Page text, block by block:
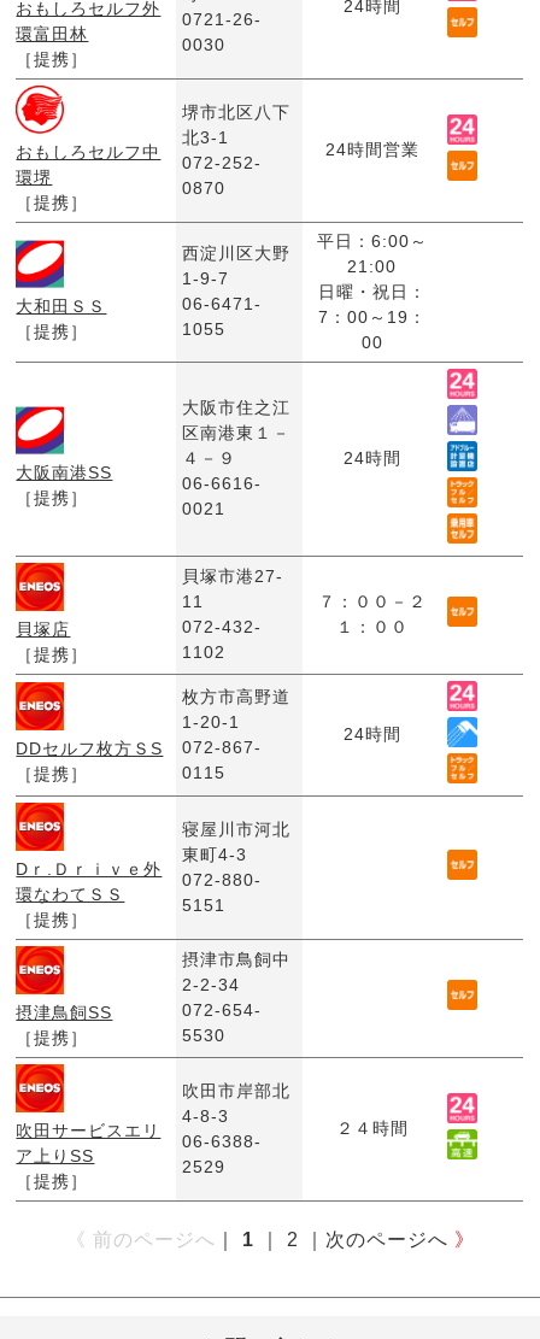
おもしろセルフ外
環富田林
［提携］
0721-26-
0030
24時間
おもしろセルフ中
環堺
［提携］
堺市北区八下
北3-1
072-252-
0870
24時間営業
大和田ＳＳ
［提携］
西淀川区大野
1-9-7
06-6471-
1055
平日：6:00～
21:00
日曜・祝日：
7：00～19：
00
大阪南港SS
［提携］
大阪市住之江
区南港東１－
４－９
06-6616-
0021
24時間
貝塚店
［提携］
貝塚市港27-
11
072-432-
1102
７：００－２
１：００
DDセルフ枚方ＳS
［提携］
枚方市高野道
1-20-1
072-867-
0115
24時間
Dｒ.Ｄｒｉｖｅ外
環なわてＳＳ
［提携］
寝屋川市河北
東町4-3
072-880-
5151
摂津鳥飼SS
［提携］
摂津市鳥飼中
2-2-34
072-654-
5530
吹田サービスエリ
ア上りSS
［提携］
吹田市岸部北
4-8-3
06-6388-
2529
２４時間
《 前のページへ 1 2 次のページへ 》